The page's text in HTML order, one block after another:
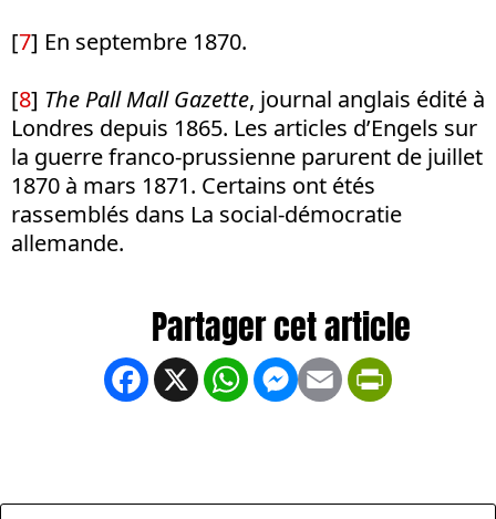
[7] En septembre 1870.
[8] The Pall Mall Gazette, journal anglais édité à
Londres depuis 1865. Les articles d’Engels sur
la guerre franco-prussienne parurent de juillet
1870 à mars 1871. Certains ont étés
rassemblés dans La social-démocratie
allemande.
Facebook
X WhatsApp
Messenger
Email